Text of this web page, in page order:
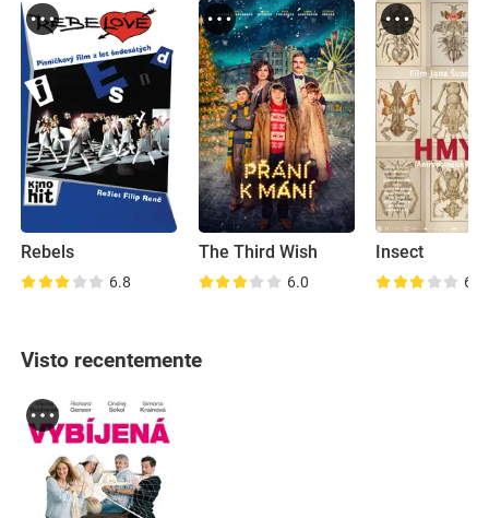
Rebels
6.8
The Third Wish
6.0
Insect
6.1
Visto recentemente